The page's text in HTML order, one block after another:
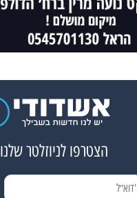
הצטרפו לניוזלטר שלנו